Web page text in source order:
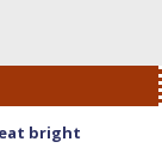
bright